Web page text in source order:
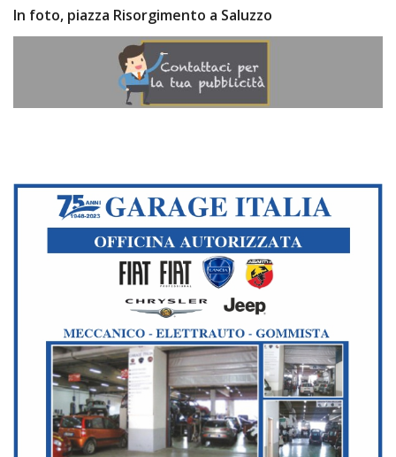
In foto, piazza Risorgimento a Saluzzo